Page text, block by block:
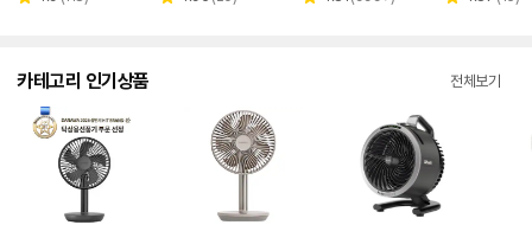
별
별
별
별
카테고리 인기상품 전체보기